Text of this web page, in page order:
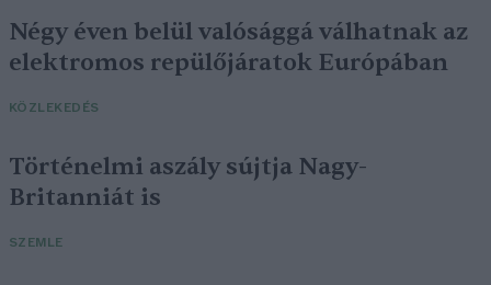
Négy éven belül valósággá válhatnak az
elektromos repülőjáratok Európában
KÖZLEKEDÉS
Történelmi aszály sújtja Nagy-
Britanniát is
SZEMLE